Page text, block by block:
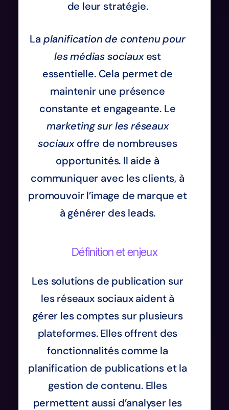
de leur stratégie.
La planification de contenu pour
les médias sociauxest
essentielle. Cela permet de
maintenir une présence
constante et engageante. Le
marketing sur les réseaux
sociauxoffre de nombreuses
opportunités. Il aide à
communiquer avec les clients, à
promouvoir l’image de marque et
à générer des leads.
Définition et enjeux
Les solutions de publication sur
les réseaux sociaux aident à
gérer les comptes sur plusieurs
plateformes. Elles offrent des
fonctionnalités comme la
planification de publications et la
gestion de contenu. Elles
permettent aussi d’analyser les